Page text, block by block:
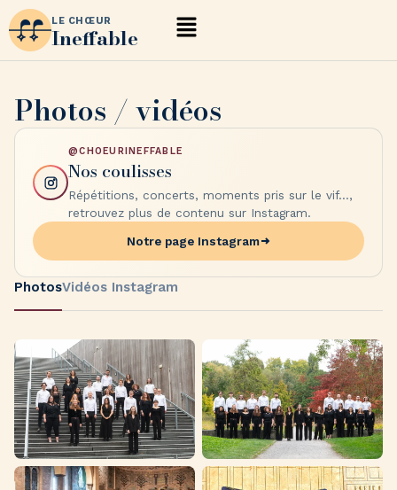
LE CHŒUR
Ineffable
Photos / vidéos
@CHOEURINEFFABLE
Nos coulisses
Répétitions, concerts, moments pris sur le vif...,
retrouvez plus de contenu sur Instagram.
Notre page Instagram
PhotosVidéos Instagram